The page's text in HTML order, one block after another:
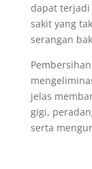
dapat terjadi
sakit yang
serangan
jelas
gigi,
serta